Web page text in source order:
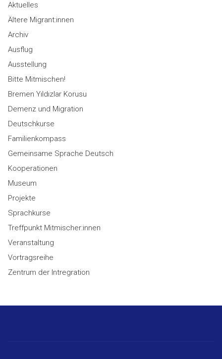
Aktuelles
Ältere Migrant:innen
Archiv
Ausflug
Ausstellung
Bitte Mitmischen!
Bremen Yıldızlar Korusu
Demenz und Migration
Deutschkurse
Familienkompass
Gemeinsame Sprache Deutsch
Kooperationen
Museum
Projekte
Sprachkurse
Treffpunkt Mitmischer:innen
Veranstaltung
Vortragsreihe
Zentrum der Intregration